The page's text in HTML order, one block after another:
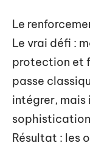
Le
Le vrai défi :
protection et
passe
intégrer, mais
sophistication
Résultat : les